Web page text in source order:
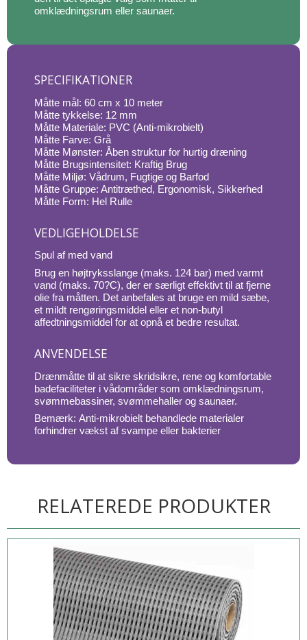
omklædningsrum eller saunaer.
SPECIFIKATIONER
Måtte mål: 60 cm x 10 meter
Måtte tykkelse: 12 mm
Måtte Materiale: PVC (Anti-mikrobielt)
Måtte Farve: Grå
Måtte Mønster: Åben struktur for hurtig dræning
Måtte Brugsintensitet: Kraftig Brug
Måtte Miljø: Vådrum, Fugtige og Barfod
Måtte Gruppe: Antitræthed, Ergonomisk, Sikkerhed
Måtte Form: Hel Rulle
VEDLIGEHOLDELSE
Spul af med vand
Brug en højtryksslange (maks. 124 bar) med varmt
vand (maks. 70?C), der er særligt effektivt til at fjerne
olie fra måtten. Det anbefales at bruge en mild sæbe,
et mildt rengøringsmiddel eller et non-butyl
affedtningsmiddel for at opnå et bedre resultat.
ANVENDELSE
Drænmåtte til at sikre skridsikre, rene og komfortable
badefaciliteter i vådområder som omklædningsrum,
svømmebassiner, svømmehaller og saunaer.
Bemærk: Anti-mikrobielt behandlede materialer
forhindrer vækst af svampe eller bakterier
RELATEREDE PRODUKTER